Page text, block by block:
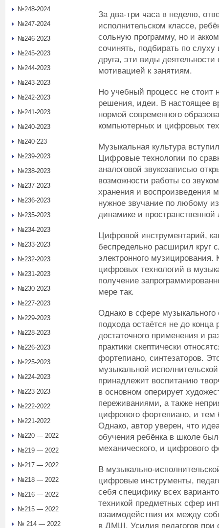
За два-три часа в неделю,
исполнительском классе,
сольную программу, но и
сочинять, подбирать по
друга, эти виды
мотивацией к занятиям.
Но учебный процесс не стоит
решения, идеи. В настоящее
нормой современного
компьютерных и цифровых
Музыкальная культура
Цифровые технологии по
аналоговой звукозаписью
возможности работы со
хранения и воспроизведения
нужное звучание по любому
динамике и пространственной
Цифровой инструментарий,
беспредельно расширил круг
электронного музицирования.
цифровых технологий в
получение
мере так.
Однако в сфере музыкального
подхода остаётся не до конца
достаточного применения и
практики скептически
фортепиано, синтезаторов.
музыкальной
принадлежит воспитанию
в основном оперирует
переживаниями, а также
цифрового фортепиано, и тем
Однако, автор уверен, что
обучения ребёнка в школе
механического, и цифрового
В музыкально-
цифровые инструменты,
себя специфику всех
техникой предметных сфер
взаимодействия их между
в ДМШ. Усилия педагогов при
№248-2024
№247-2024
№246-2023
№245-2023
№244-2023
№243-2023
№242-2023
№241-2023
№240-2023
№240-223
№239-2023
№238-2023
№237-2023
№236-2023
№235-2023
№234-2023
№233-2023
№232-2023
№231-2023
№230-2023
№227-2023
№229-2023
№228-2023
№226-2023
№225-2023
№224-2023
№223-2023
№222-2022
№221-2022
№220 — 2022
№219 — 2022
№217 — 2022
№218 — 2022
№216 — 2022
№215 — 2022
№ 214 — 2022